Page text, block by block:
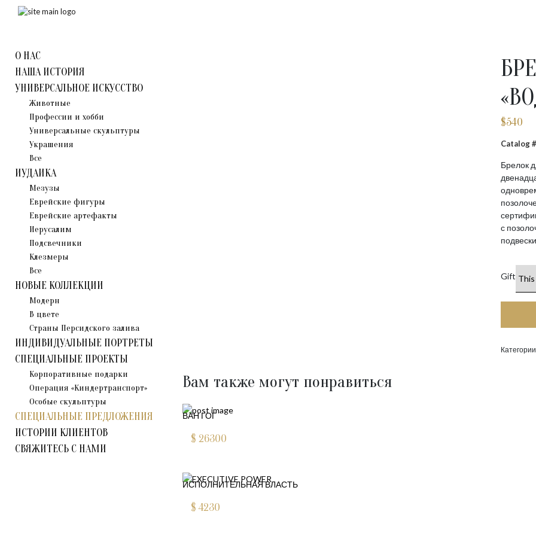
О НАС
НАША ИСТОРИЯ
УНИВЕРСАЛЬНОЕ ИСКУССТВО
Животные
Профессии и хобби
Универсальные скульптуры
Украшения
Все
ИУДАИКА
Мезузы
Eврейские фигуры
Еврейские артефакты
Иерусалим
Подсвечники
Клезмеры
Все
НОВЫЕ КОЛЛЕКЦИИ
Модерн
В цвете
Страны Персидского залива
ИНДИВИДУАЛЬНЫЕ ПОРТРЕТЫ
СПЕЦИАЛЬНЫЕ ПРОЕКТЫ
Корпоративные подарки
Операция «Киндертранспорт»
Особые скульптуры
СПЕЦИАЛЬНЫЕ ПРЕДЛОЖЕНИЯ
ИСТОРИИ КЛИЕНТОВ
СВЯЖИТЕСЬ С НАМИ
$540
Catalog
Брелок
с
Gift
Вам также могут понравиться
ВАН ГОГ
$ 26300
ИСПОЛНИТЕЛЬНАЯ ВЛАСТЬ
$4230